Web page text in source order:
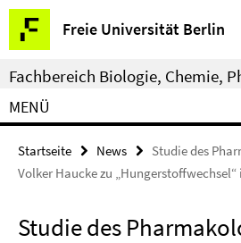
Springe
direkt
zu
Inhalt
Freie Universität Berlin
Service-
Navigation
Fachbereich Biologie, Chemie,
MENÜ
Startseite News
Studie des
Volker Haucke zu
Studie des